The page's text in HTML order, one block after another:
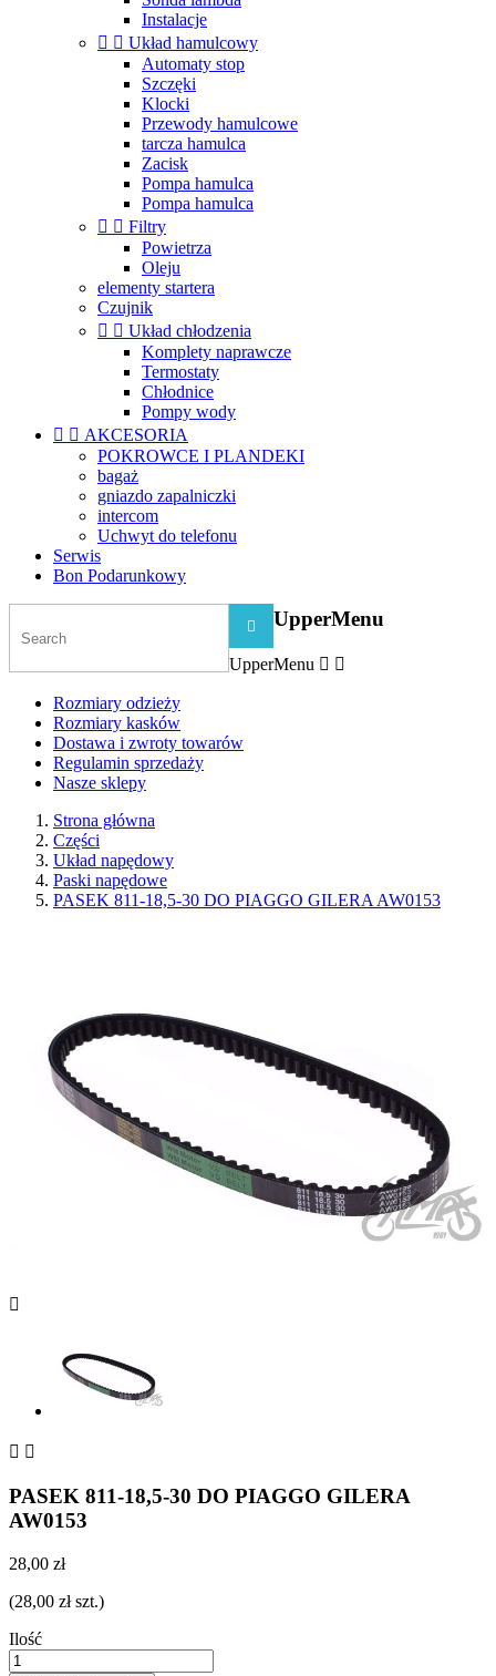
Instalacje
  Układ hamulcowy
Automaty stop
Szczęki
Klocki
Przewody hamulcowe
tarcza hamulca
Zacisk
Pompa hamulca
Pompa hamulca
  Filtry
Powietrza
Oleju
elementy startera
Czujnik
  Układ chłodzenia
Komplety naprawcze
Termostaty
Chłodnice
Pompy wody
  AKCESORIA
POKROWCE I PLANDEKI
bagaż
gniazdo zapalniczki
intercom
Uchwyt do telefonu
Serwis
Bon Podarunkowy
 UpperMenu
UpperMenu  
Rozmiary odzieży
Rozmiary kasków
Dostawa i zwroty towarów
Regulamin sprzedaży
Nasze sklepy
Strona główna
Części
Układ napędowy
Paski napędowe
PASEK 811-18,5-30 DO PIAGGO GILERA AW0153

 
PASEK 811-18,5-30 DO PIAGGO GILERA
AW0153
28,00 zł
(28,00 zł szt.)
Ilość